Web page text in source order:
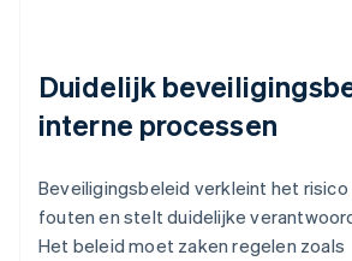
Duidelijk
interne processen
Beveiligingsbeleid verkleint het
fouten en stelt duidelijke
Het beleid moet zaken regelen zoals